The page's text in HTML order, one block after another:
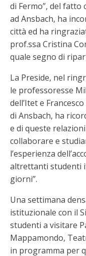
di Fermo”, del fatto
ad Ansbach, ha
città ed ha
prof.ssa Cristina
quale segno di
La Preside, nel
le professoresse
dell’Itet e
di Ansbach, ha
e di queste
collaborare e
l’esperienza
altrettanti studenti
giorni”.
Una settimana
istituzionale con il
studenti a visitare
Mappamondo,
in programma per